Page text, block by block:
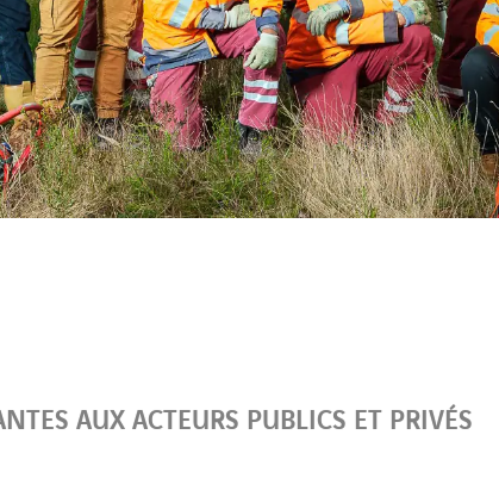
AUX ACTEURS PUBLICS ET PRIVÉS